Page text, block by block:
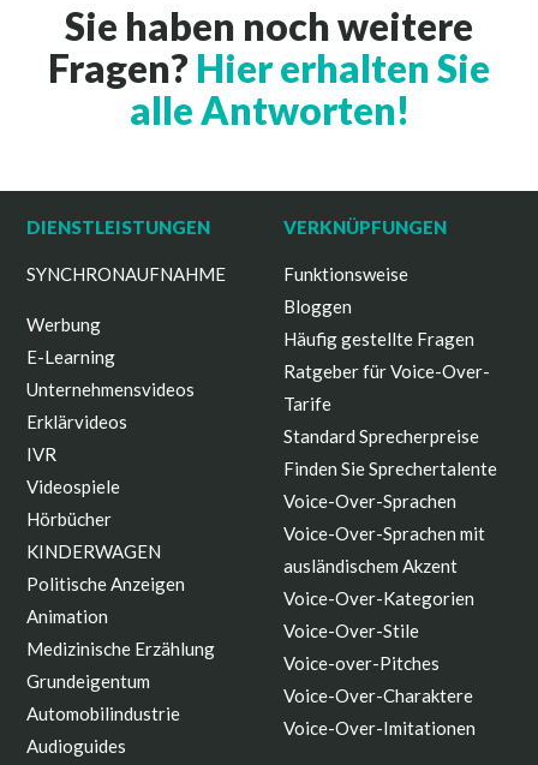
Sie haben noch weitere
Fragen? Hier erhalten Sie
alle Antworten!
DIENSTLEISTUNGEN
SYNCHRONAUFNAHME
Werbung
E-Learning
Unternehmensvideos
Erklärvideos
IVR
Videospiele
Hörbücher
KINDERWAGEN
Politische Anzeigen
Animation
Medizinische Erzählung
Grundeigentum
Automobilindustrie
Audioguides
VERKNÜPFUNGEN
Funktionsweise
Bloggen
Häufig gestellte Fragen
Ratgeber für Voice-Over-
Tarife
Standard Sprecherpreise
Finden Sie Sprechertalente
Voice-Over-Sprachen
Voice-Over-Sprachen mit
ausländischem Akzent
Voice-Over-Kategorien
Voice-Over-Stile
Voice-over-Pitches
Voice-Over-Charaktere
Voice-Over-Imitationen